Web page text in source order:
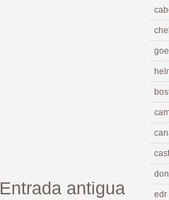
Entrada antigua edr